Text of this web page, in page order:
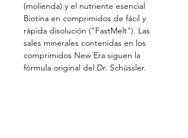
(molienda) y el nutriente esencial
Biotina en comprimidos de fácil y
rápida disolución ("FastMelt"). Las
sales minerales contenidas en los
comprimidos New Era siguen la
fórmula original del Dr. Schüssler.